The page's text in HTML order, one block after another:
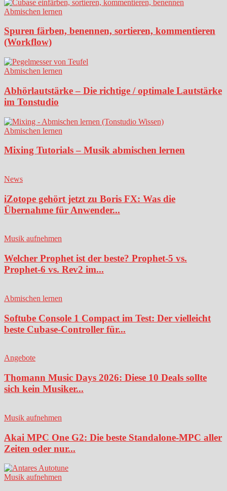
Abmischen lernen
Spuren färben, benennen, sortieren, kommentieren
(Workflow)
Abmischen lernen
Abhörlautstärke – Die richtige / optimale Lautstärke
im Tonstudio
Abmischen lernen
Mixing Tutorials – Musik abmischen lernen
News
iZotope gehört jetzt zu Boris FX: Was die
Übernahme für Anwender...
Musik aufnehmen
Welcher Prophet ist der beste? Prophet-5 vs.
Prophet-6 vs. Rev2 im...
Abmischen lernen
Softube Console 1 Compact im Test: Der vielleicht
beste Cubase-Controller für...
Angebote
Thomann Music Days 2026: Diese 10 Deals sollte
sich kein Musiker...
Musik aufnehmen
Akai MPC One G2: Die beste Standalone-MPC aller
Zeiten oder nur...
Musik aufnehmen